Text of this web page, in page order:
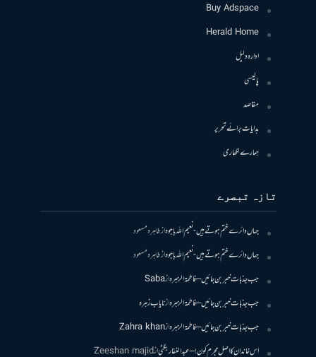
Buy Adspace
Herald Home
ادارہ دلیل
پالیسی
مقاصد
ہدایات برائے تحریر
ہمارے لکھاری
تازہ تبصرے
جہاں دائرے ختم ہوتے ہیں- نعیم اللہ باجوہازطاہرہ مسعود
جہاں دائرے ختم ہوتے ہیں- نعیم اللہ باجوہازطاہرہ مسعود
جب جذبات خبر بن جائیں – فاطمۃالزہرہازSaba
جب جذبات خبر بن جائیں – فاطمۃالزہرہازنایاب زہرہ
جب جذبات خبر بن جائیں – فاطمۃالزہرہازZahra khan
اس خاندان کا اصل مجرم کون! – عبدالغفار بگٹیازZeeshan majid